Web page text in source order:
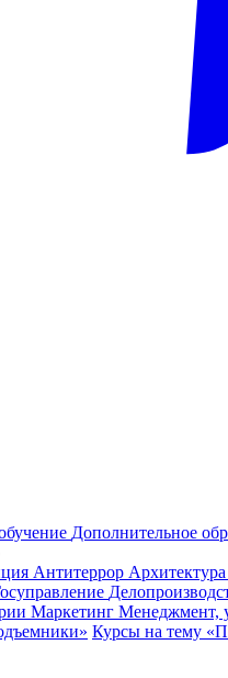
Дополнительное
Антитеррор Архитектура
Маркетинг Менеджмент,
Курсы на тему